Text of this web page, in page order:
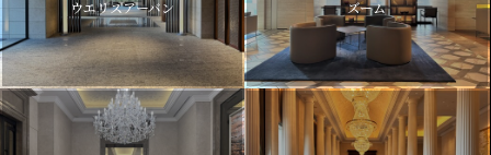
ウエリスアーバン ズーム